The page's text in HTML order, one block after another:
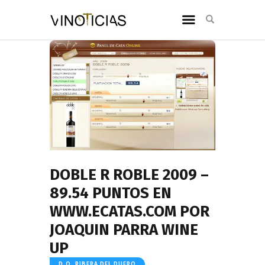
DOBLE R ROBLE 2009 –
89.54 PUNTOS EN
WWW.ECATAS.COM POR
JOAQUIN PARRA WINE
UP